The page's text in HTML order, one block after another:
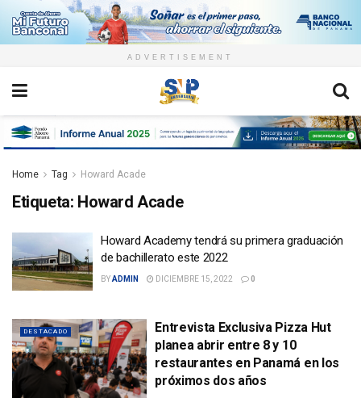
ADVERTISEMENT
Home Tag Howard Acade
Etiqueta: Howard Acade
Howard Academy tendrá su primera graduación
de bachillerato este 2022
BYADMIN DICIEMBRE 15, 2022 0
DESTACADO
Entrevista Exclusiva Pizza Hut
planea abrir entre 8 y 10
restaurantes en Panamá en los
próximos dos años